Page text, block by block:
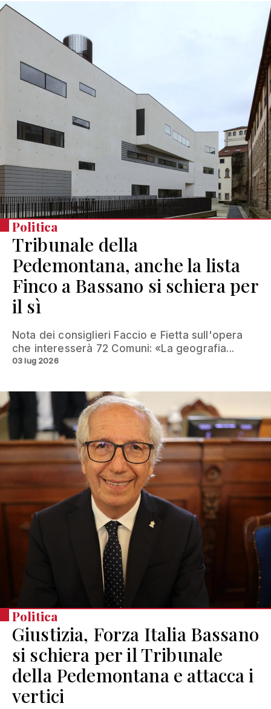
Politica
Tribunale della
Pedemontana, anche la lista
Finco a Bassano si schiera per
il sì
Nota dei consiglieri Faccio e Fietta sull'opera
che interesserà 72 Comuni: «La geografia...
03 lug 2026
Politica
Giustizia, Forza Italia Bassano
si schiera per il Tribunale
della Pedemontana e attacca i
vertici